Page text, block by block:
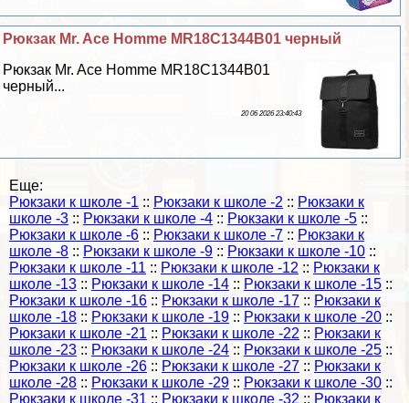
Рюкзак Mr. Ace Homme MR18C1344B01 черный
Рюкзак Mr. Ace Homme MR18C1344B01
черный...
20 06 2026 23:40:43
Еще:
Рюкзаки к школе -1 :: Рюкзаки к школе -2 :: Рюкзаки к
школе -3 :: Рюкзаки к школе -4 :: Рюкзаки к школе -5 ::
Рюкзаки к школе -6 :: Рюкзаки к школе -7 :: Рюкзаки к
школе -8 :: Рюкзаки к школе -9 :: Рюкзаки к школе -10 ::
Рюкзаки к школе -11 :: Рюкзаки к школе -12 :: Рюкзаки к
школе -13 :: Рюкзаки к школе -14 :: Рюкзаки к школе -15 ::
Рюкзаки к школе -16 :: Рюкзаки к школе -17 :: Рюкзаки к
школе -18 :: Рюкзаки к школе -19 :: Рюкзаки к школе -20 ::
Рюкзаки к школе -21 :: Рюкзаки к школе -22 :: Рюкзаки к
школе -23 :: Рюкзаки к школе -24 :: Рюкзаки к школе -25 ::
Рюкзаки к школе -26 :: Рюкзаки к школе -27 :: Рюкзаки к
школе -28 :: Рюкзаки к школе -29 :: Рюкзаки к школе -30 ::
Рюкзаки к школе -31 :: Рюкзаки к школе -32 :: Рюкзаки к